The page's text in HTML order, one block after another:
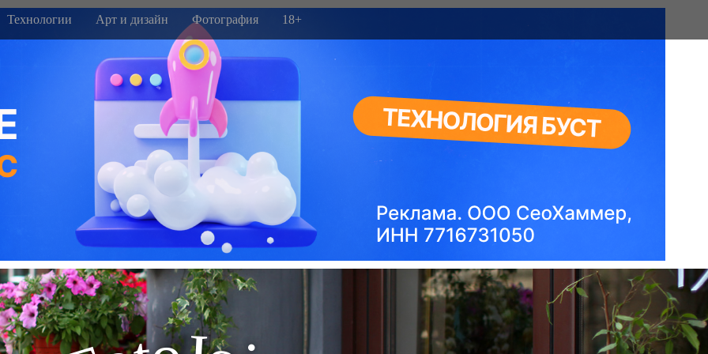
Технологии Арт и дизайн Фотография 18+